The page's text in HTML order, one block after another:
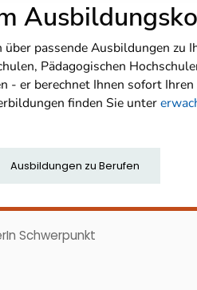
passende Ausbildungen zu
Pädagogischen
- er berechnet Ihnen sofort
finden Sie unter
Ausbildungen zu Berufen
Schwerpunkt